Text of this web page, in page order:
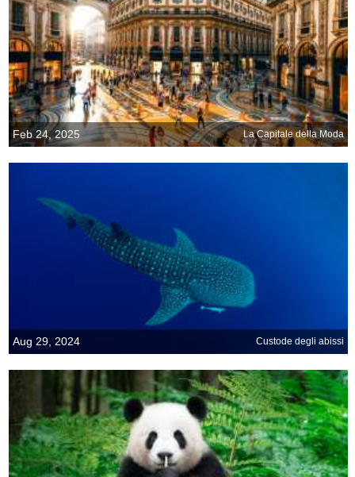
Feb 24, 2025 La Capitale della Moda
Aug 29, 2024 Custode degli abissi